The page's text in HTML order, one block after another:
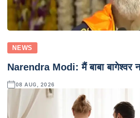
NEWS
Narendra Modi: मैं बाबा बागेश्वर
08 AUG, 2026